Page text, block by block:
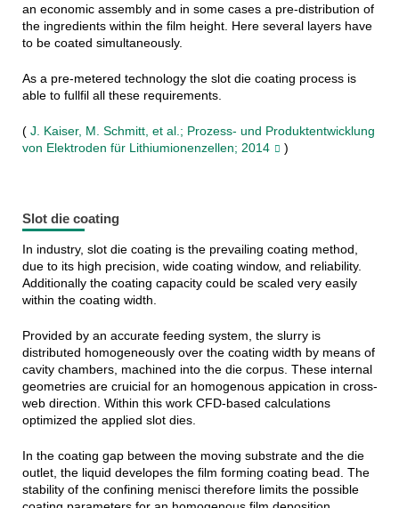
an economic assembly and in some cases a pre-distribution of
the ingredients within the film height. Here several layers have
to be coated simultaneously.
As a pre-metered technology the slot die coating process is
able to fullfil all these requirements.
( J. Kaiser, M. Schmitt, et al.; Prozess- und Produktentwicklung
von Elektroden für Lithiumionenzellen; 2014
)
Slot die coating
In industry, slot die coating is the prevailing coating method,
due to its high precision, wide coating window, and reliability.
Additionally the coating capacity could be scaled very easily
within the coating width.
Provided by an accurate feeding system, the slurry is
distributed homogeneously over the coating width by means of
cavity chambers, machined into the die corpus. These internal
geometries are cruicial for an homogenous appication in cross-
web direction. Within this work CFD-based calculations
optimized the applied slot dies.
In the coating gap between the moving substrate and the die
outlet, the liquid developes the film forming coating bead. The
stability of the confining menisci therefore limits the possible